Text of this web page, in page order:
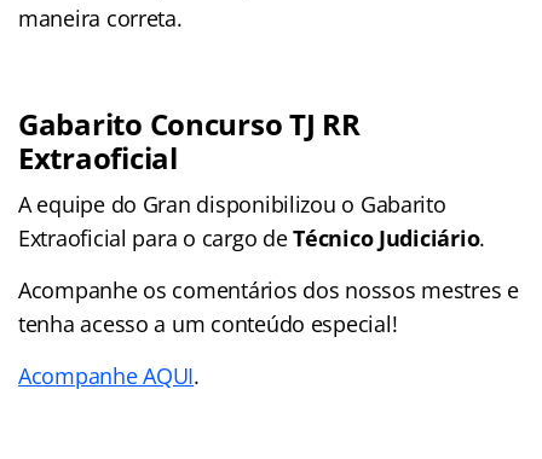
maneira correta.
Gabarito Concurso TJ RR
Extraoficial
A equipe do Gran disponibilizou o Gabarito
Extraoficial para o cargo deTécnico Judiciário.
Acompanhe os comentários dos nossos mestres e
tenha acesso a um conteúdo especial!
Acompanhe AQUI.